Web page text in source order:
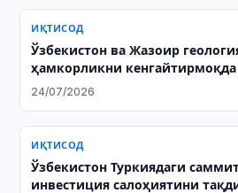
ИҚТИСОД
Ўзбекистон ва Жазоир
ҳамкорликни кенгайтирмоқда
24/07/2026
ИҚТИСОД
Ўзбекистон Туркиядаги
инвестиция салоҳиятини